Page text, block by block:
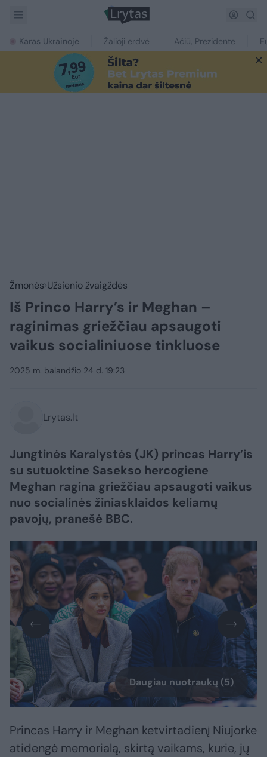
Karas Ukrainoje Žalioji erdvė Ačiū, Prezidente
Žmonės Užsienio žvaigždės
Iš Princo Harry’s ir Meghan –
raginimas griežčiau apsaugoti
vaikus socialiniuose tinkluose
2025 m. balandžio 24 d. 19:23
Lrytas.lt
Jungtinės Karalystės (JK) princas Harry’is
su sutuoktine Sasekso hercogiene
Meghan ragina griežčiau apsaugoti vaikus
nuo socialinės žiniasklaidos keliamų
pavojų, pranešė BBC.
Daugiau nuotraukų (5)
Princas Harry ir Meghan ketvirtadienį Niujorke
atidengė memorialą, skirtą vaikams, kurie, jų